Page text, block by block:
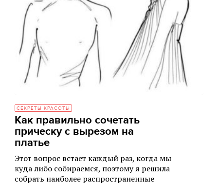
СЕКРЕТЫ КРАСОТЫ
Как правильно сочетать
прическу с вырезом на
платье
Этот вопрос встает каждый раз, когда мы
куда либо собираемся, поэтому я решила
собрать наиболее распространенные